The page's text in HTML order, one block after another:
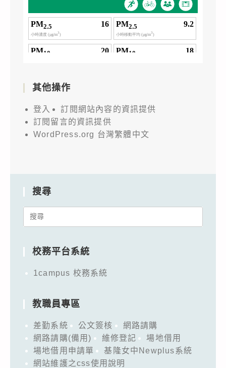
其他操作
登入
訂閱網站內容的資訊提供
訂閱留言的資訊提供
WordPress.org 台灣繁體中文
搜尋
Search
校務平台系統
1campus 校務系統
教職員專區
差勤系統 公文簽核
網路請購
網路請購(備用)
維修登記
場地借用
場地借用申請單
基隆女中Newplus系統
網站維護之css使用說明